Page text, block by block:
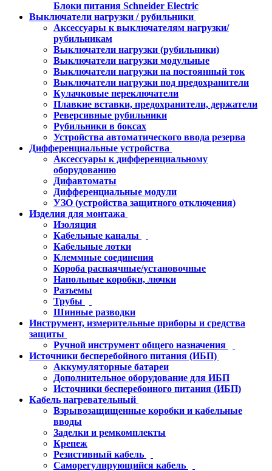
Блоки питания Schneider Electric
Выключатели нагрузки / рубильники
Аксессуары к выключателям нагрузки/
рубильникам
Выключатели нагрузки (рубильники)
Выключатели нагрузки модульные
Выключатели нагрузки на постоянный ток
Выключатели нагрузки под предохранители
Кулачковые переключатели
Плавкие вставки, предохранители, держатели
Реверсивные рубильники
Рубильники в боксах
Устройства автоматического ввода резерва
Дифференциальные устройства
Аксессуары к дифференциальному
оборудованию
Дифавтоматы
Дифференциальные модули
УЗО (устройства защитного отключения)
Изделия для монтажа
Изоляция
Кабельные каналы
Кабельные лотки
Клеммные соединения
Короба распаячные/установочные
Напольные коробки, лючки
Разъемы
Трубы
Шинные разводки
Инструмент, измерительные приборы и средства
защиты
Ручной инструмент общего назначения
Источники бесперебойного питания (ИБП)
Аккумуляторные батареи
Дополнительное оборудование для ИБП
Источники бесперебоиного питания (ИБП)
Кабель нагревательный
Взрывозащищенные коробки и кабельные
вводы
Заделки и ремкомплекты
Крепеж
Резистивный кабель
Саморегулирующийся кабель